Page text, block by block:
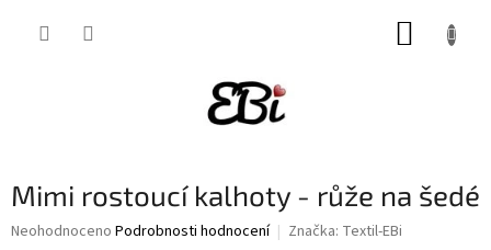
Mimi rostoucí kalhoty - růže na šedé
Průměrné
Neohodnoceno Podrobnosti hodnocení Značka: Textil-EBi